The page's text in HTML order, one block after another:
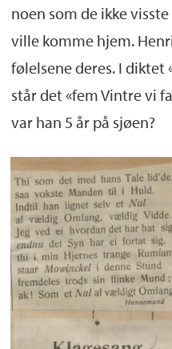
noen som de ikke
ville komme hjem.
følelsene deres. I diktet
står det «fem Vintre vi
var han 5 år på sjøen?